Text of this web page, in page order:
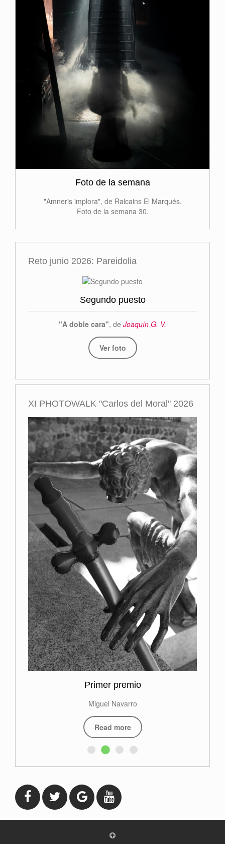
Foto de la semana
"Amneris implora", de Ralcains El Marqués.
Foto de la semana 30.
Reto junio 2026: Pareidolia
Segundo puesto
"A doble cara", de Joaquín G. V.
Ver foto
XI PHOTOWALK "Carlos del Moral" 2026
Primer premio
Miguel Navarro
Read more